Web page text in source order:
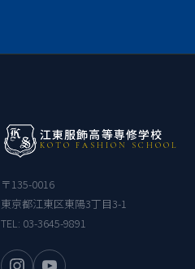
江東服飾高等専修学校
KOTO FASHION SCHOOL
〒135-0016
東京都江東区東陽3丁目3-1
TEL: 03-3645-9891